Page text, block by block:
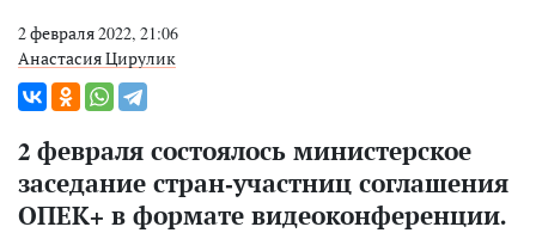
2 февраля 2022, 21:06
Анастасия Цирулик
2 февраля состоялось министерское
заседание стран-участниц соглашения
ОПЕК+ в формате видеоконференции.